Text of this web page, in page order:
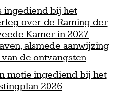
ingediend bij het
over de Raming der
Kamer in 2027
alsmede aanwijzing
de ontvangsten
motie ingediend bij het
2026